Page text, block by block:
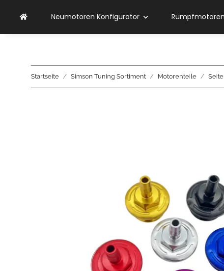
Neumotoren Konfigurator
Startseite Simson Tuning Sortiment Motorenteile